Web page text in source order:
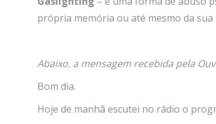
própria memória ou até mesmo da sua
Abaixo, a mensagem recebida pela
Bom dia.
Hoje de manhã escutei no rádio o